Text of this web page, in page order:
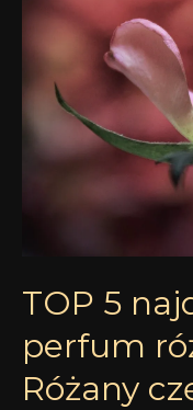
TOP 5
perfum
Różany
najdziwniejszych
perfum
różanych
Tryptyk